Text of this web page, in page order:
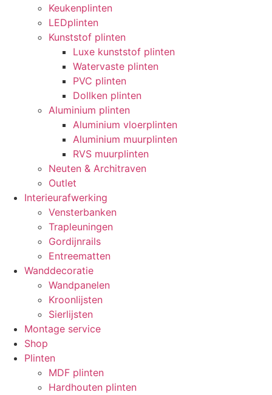
Keukenplinten
LEDplinten
Kunststof plinten
Luxe kunststof plinten
Watervaste plinten
PVC plinten
Dollken plinten
Aluminium plinten
Aluminium vloerplinten
Aluminium muurplinten
RVS muurplinten
Neuten & Architraven
Outlet
Interieurafwerking
Vensterbanken
Trapleuningen
Gordijnrails
Entreematten
Wanddecoratie
Wandpanelen
Kroonlijsten
Sierlijsten
Montage service
Shop
Plinten
MDF plinten
Hardhouten plinten